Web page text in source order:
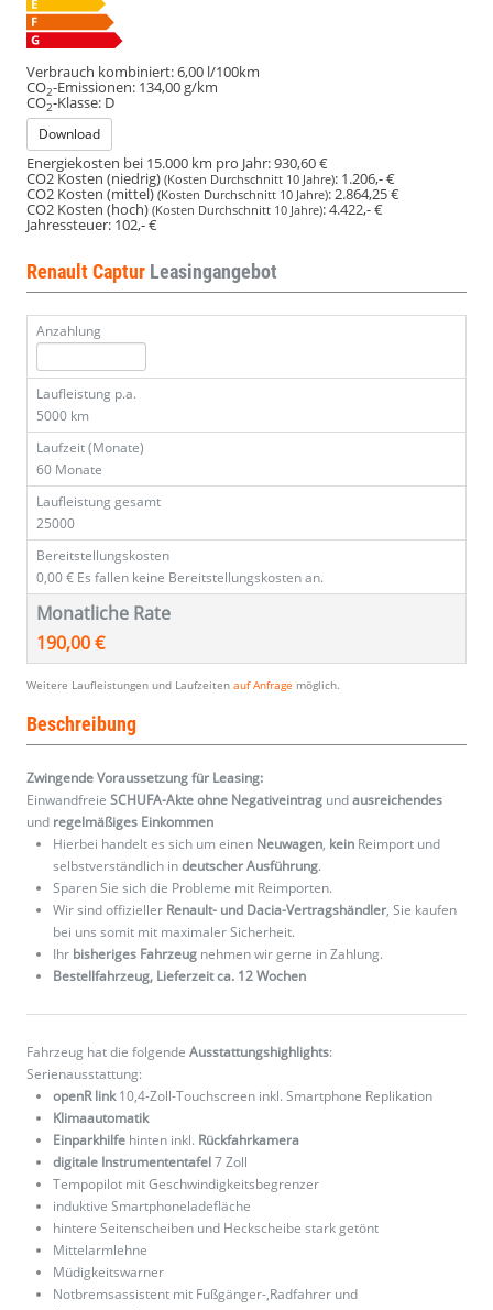
Verbrauch kombiniert:6,00 l/100km
CO2-Emissionen: 134,00 g/km
CO2-Klasse: D
Download
Energiekosten bei 15.000 km pro Jahr:930,60 €
CO2 Kosten (niedrig) (Kosten Durchschnitt 10 Jahre): 1.206,- €
CO2 Kosten (mittel)(Kosten Durchschnitt 10 Jahre):2.864,25 €
CO2 Kosten (hoch) (Kosten Durchschnitt 10 Jahre):4.422,- €
Jahressteuer: 102,- €
Renault Captur Leasingangebot
Anzahlung
Laufleistung p.a.
5000 km
Laufzeit (Monate)
60 Monate
Laufleistung gesamt
25000
Bereitstellungskosten
0,00 € Es fallen keine Bereitstellungskosten an.
Monatliche Rate
190,00 €
Weitere Laufleistungen und Laufzeiten auf Anfrage möglich.
Beschreibung
Zwingende Voraussetzung für Leasing:
Einwandfreie SCHUFA-Akte ohne Negativeintrag undausreichendes
und regelmäßiges Einkommen
Hierbei handelt es sich um einen Neuwagen, kein Reimport und
selbstverständlich indeutscher Ausführung.
Sparen Sie sich die Probleme mit Reimporten.
Wir sind offizieller Renault- und Dacia-Vertragshändler, Sie kaufen
bei uns somit mit maximaler Sicherheit.
Ihr bisheriges Fahrzeug nehmen wir gerne in Zahlung.
Bestellfahrzeug, Lieferzeit ca. 12 Wochen
Fahrzeug hat die folgende Ausstattungshighlights:
Serienausstattung:
openR link10,4-Zoll-Touchscreen inkl. Smartphone Replikation
Klimaautomatik
Einparkhilfe hinten inkl. Rückfahrkamera
digitale Instrumententafel7 Zoll
Tempopilot mit Geschwindigkeitsbegrenzer
induktive Smartphoneladefläche
hintere Seitenscheiben und Heckscheibe stark getönt
Mittelarmlehne
Müdigkeitswarner
Notbremsassistent mit Fußgänger-,Radfahrer und